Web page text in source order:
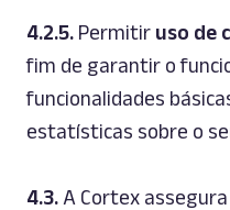
4.2.5. Permitir uso de
fim de garantir o
funcionalidades
estatísticas sobre o
4.3. A Cortex